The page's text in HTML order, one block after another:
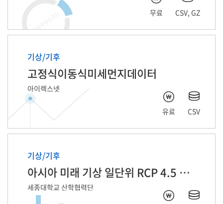
무료 CSV, GZ
기상/기후
고정식이동식미세먼지데이터
아이렉스넷
유료 CSV
기상/기후
아시아 미래 기상 일단위 RCP 4.5 자료
세종대학교 산학협력단